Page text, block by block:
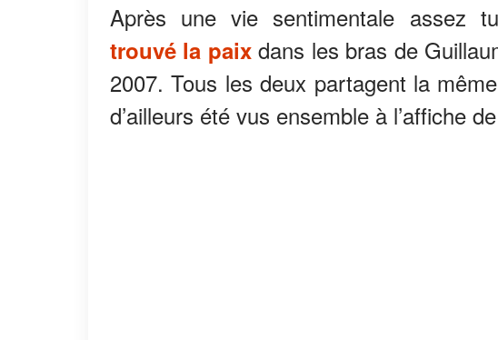
Après une vie sentimentale assez
trouvé la paixdans les bras de
2007. Tous les deux partagent la
d’ailleurs été vus ensemble à l’affiche